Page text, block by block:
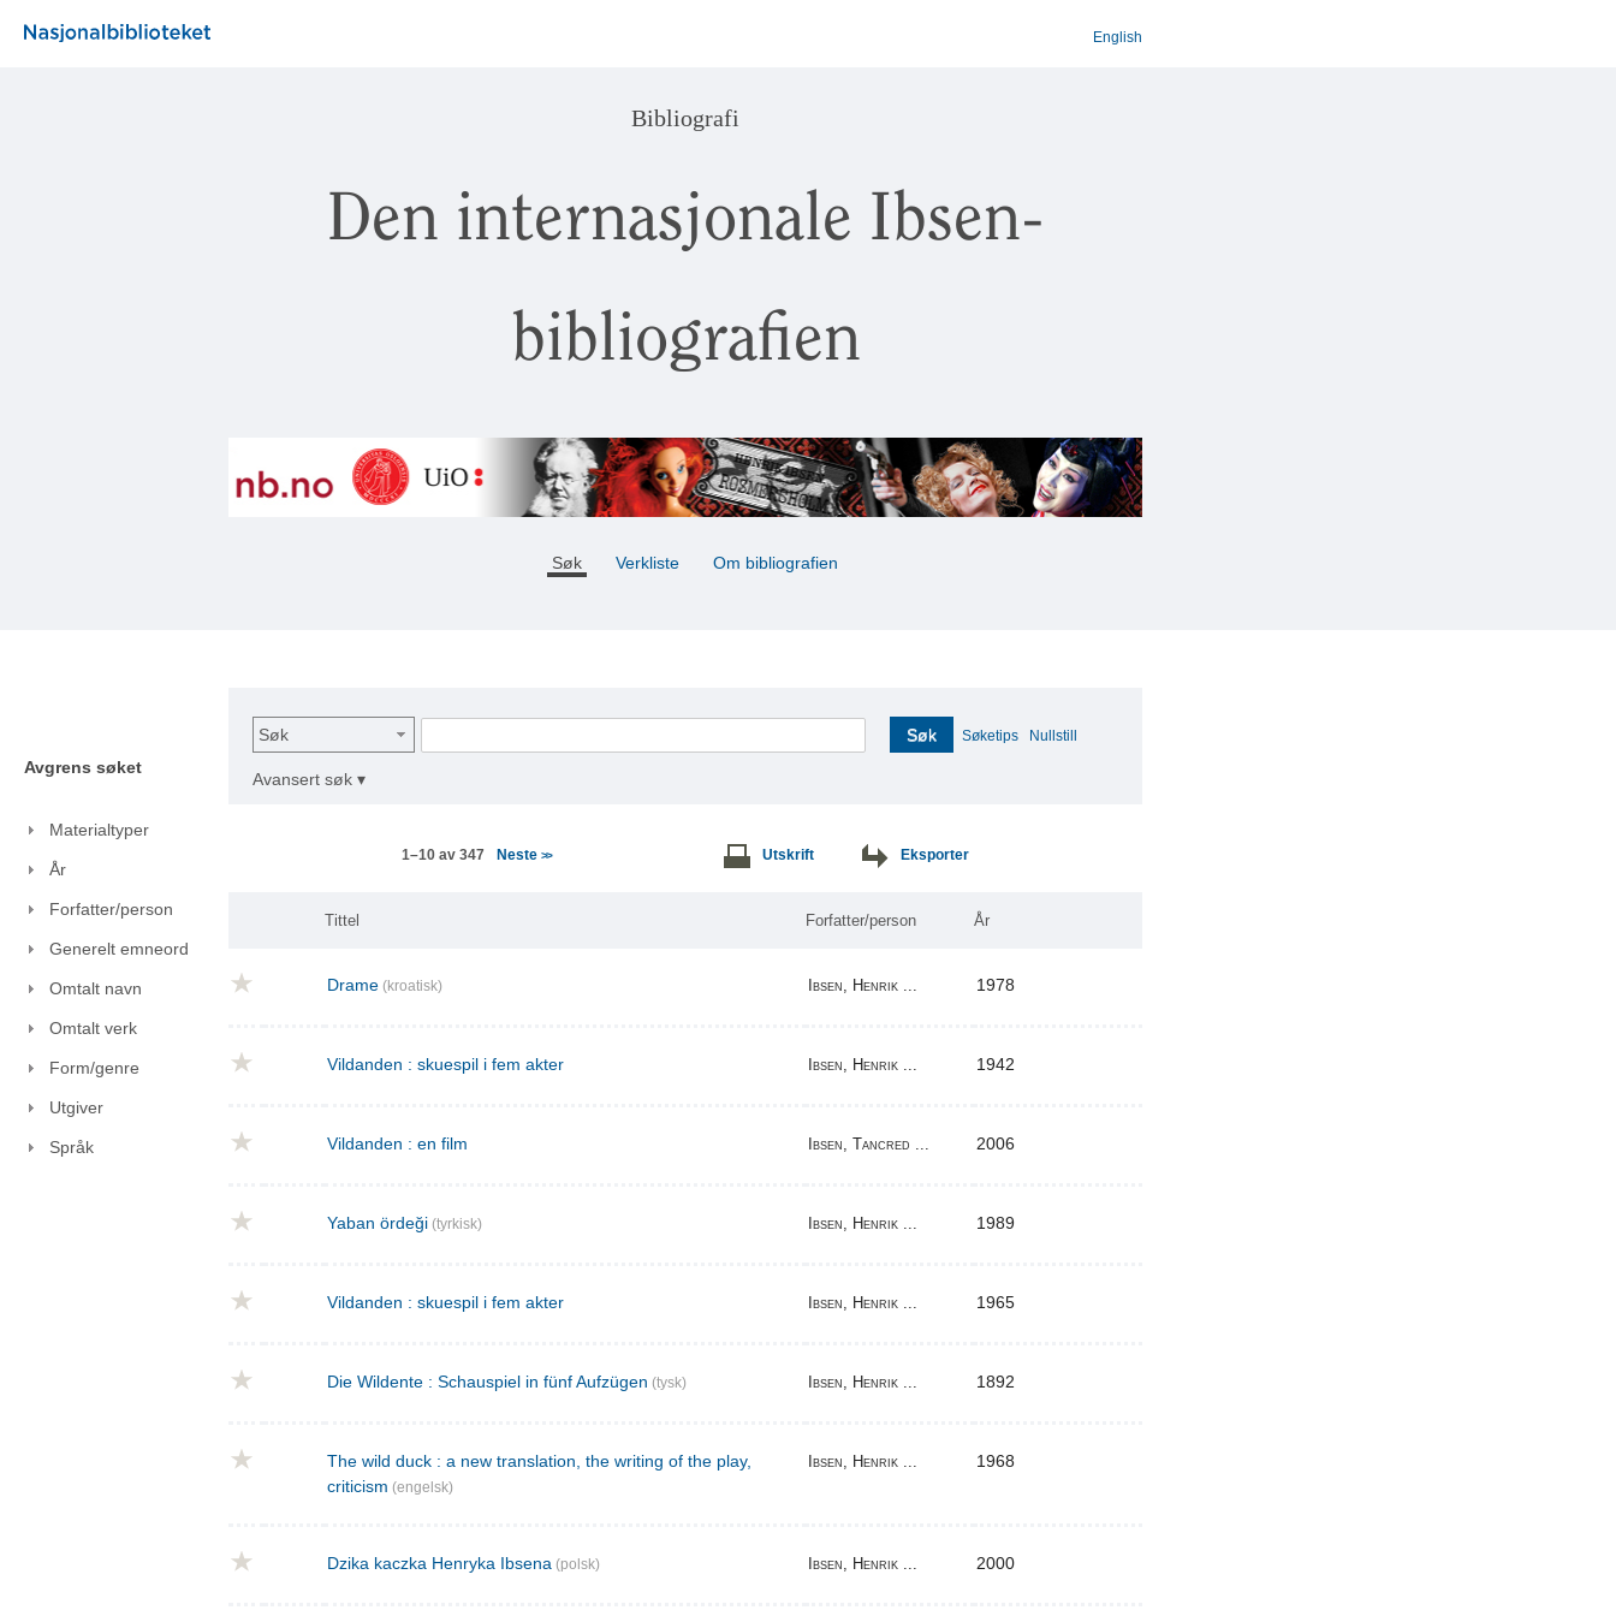
English
Bibliografi
Den internasjonale Ibsen-
bibliografien
Søk Verkliste Om bibliografien
Avgrens søket
Materialtyper
År
Forfatter/person
Generelt emneord
Omtalt navn
Omtalt verk
Form/genre
Utgiver
Språk
Søk Søk Søketips Nullstill
Avansert søk ▾
1–10 av 347 Neste >> Utskrift Eksporter
Tittel Forfatter/person År
Drame (kroatisk) Ibsen, Henrik ... 1978
Vildanden : skuespil i fem akter Ibsen, Henrik ... 1942
Vildanden : en film Ibsen, Tancred ... 2006
Yaban ördeği (tyrkisk) Ibsen, Henrik ... 1989
Vildanden : skuespil i fem akter Ibsen, Henrik ... 1965
Die Wildente : Schauspiel in fünf Aufzügen (tysk) Ibsen, Henrik ... 1892
The wild duck : a new translation, the writing of the play,
criticism (engelsk)
Ibsen, Henrik ... 1968
Dzika kaczka Henryka Ibsena (polsk) Ibsen, Henrik ... 2000